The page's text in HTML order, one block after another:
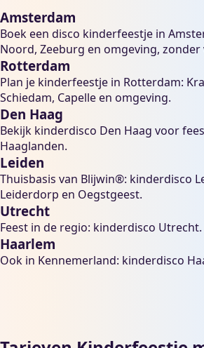
Amsterdam
Boek een disco kinderfeestje in
Noord, Zeeburg en omgeving,
Rotterdam
Plan je kinderfeestje in Rotterdam:
Schiedam, Capelle en omgeving.
Den Haag
Bekijk kinderdisco Den Haag voor
Haaglanden.
Leiden
Thuisbasis van Blijwin®: kinderdisco
Leiderdorp en Oegstgeest.
Utrecht
Feest in de regio: kinderdisco Utrecht.
Haarlem
Ook in Kennemerland: kinderdisco